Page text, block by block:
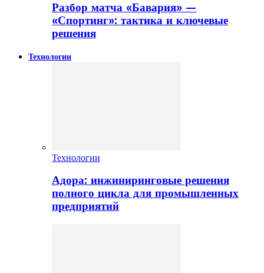
Разбор матча «Бавария» —
«Спортинг»: тактика и ключевые
решения
Технологии
Технологии
Адора: инжиниринговые решения
полного цикла для промышленных
предприятий